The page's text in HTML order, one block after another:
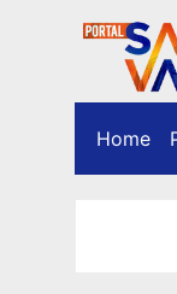
Home